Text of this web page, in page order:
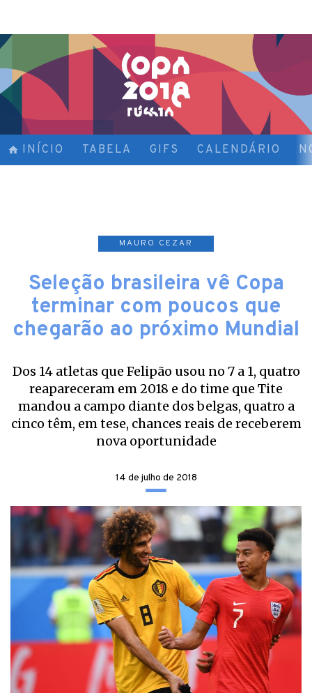
INÍCIO TABELA GIFS CALENDÁRIO
MAURO CEZAR
Seleção brasileira vê Copa
terminar com poucos que
chegarão ao próximo Mundial
Dos 14 atletas que Felipão usou no 7 a 1, quatro
reapareceram em 2018 e do time que Tite
mandou a campo diante dos belgas, quatro a
cinco têm, em tese, chances reais de receberem
nova oportunidade
14 de julho de 2018